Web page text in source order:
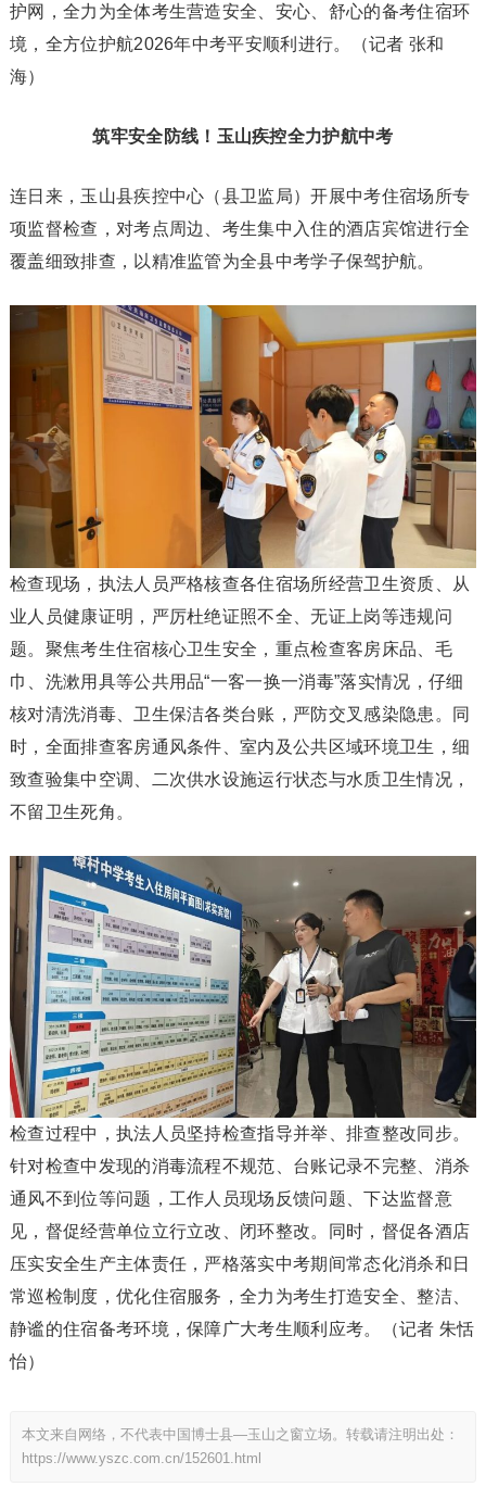
护网，全力为全体考生营造安全、安心、舒心的备考住宿环
境，全方位护航2026年中考平安顺利进行。（记者 张和
海）
筑牢安全防线！玉山疾控全力护航中考
连日来，玉山县疾控中心（县卫监局）开展中考住宿场所专
项监督检查，对考点周边、考生集中入住的酒店宾馆进行全
覆盖细致排查，以精准监管为全县中考学子保驾护航。
检查现场，执法人员严格核查各住宿场所经营卫生资质、从
业人员健康证明，严厉杜绝证照不全、无证上岗等违规问
题。聚焦考生住宿核心卫生安全，重点检查客房床品、毛
巾、洗漱用具等公共用品“一客一换一消毒”落实情况，仔细
核对清洗消毒、卫生保洁各类台账，严防交叉感染隐患。同
时，全面排查客房通风条件、室内及公共区域环境卫生，细
致查验集中空调、二次供水设施运行状态与水质卫生情况，
不留卫生死角。
检查过程中，执法人员坚持检查指导并举、排查整改同步。
针对检查中发现的消毒流程不规范、台账记录不完整、消杀
通风不到位等问题，工作人员现场反馈问题、下达监督意
见，督促经营单位立行立改、闭环整改。同时，督促各酒店
压实安全生产主体责任，严格落实中考期间常态化消杀和日
常巡检制度，优化住宿服务，全力为考生打造安全、整洁、
静谧的住宿备考环境，保障广大考生顺利应考。（记者 朱恬
怡）
本文来自网络，不代表中国博士县—玉山之窗立场。转载请注明出处：
https://www.yszc.com.cn/152601.html